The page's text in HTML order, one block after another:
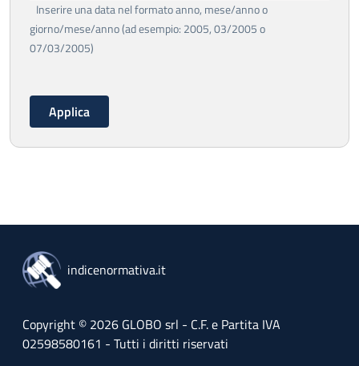
Inserire una data nel formato anno, mese/anno o
giorno/mese/anno (ad esempio: 2005, 03/2005 o
07/03/2005)
indicenormativa.it
Copyright © 2026 GLOBO srl - C.F. e Partita IVA
02598580161 - Tutti i diritti riservati